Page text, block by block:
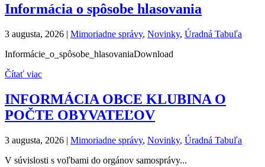
Informácia o spôsobe hlasovania
3 augusta, 2026 | Mimoriadne správy, Novinky, Úradná Tabuľa
Informácie_o_spôsobe_hlasovaniaDownload
Čítať viac
INFORMÁCIA OBCE KLUBINA O
POČTE OBYVATEĽOV
3 augusta, 2026 | Mimoriadne správy, Novinky, Úradná Tabuľa
V súvislosti s voľbami do orgánov samosprávy...